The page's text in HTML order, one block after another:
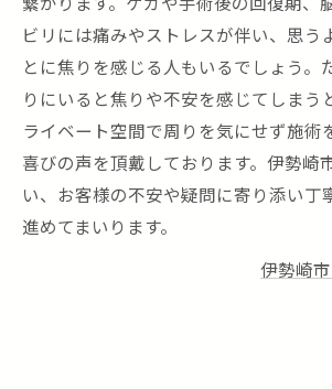
ビリには痛みやストレスが伴い、思う
とに焦りを感じる人もいるでしょう。
りにいると焦りや不安を感じてしまう
ライベート空間で周りを気にせず施術
喜びの声を頂戴しております。伊勢崎
い、お客様の不安や疑問に寄り添い丁
進めてまいります。
伊勢崎